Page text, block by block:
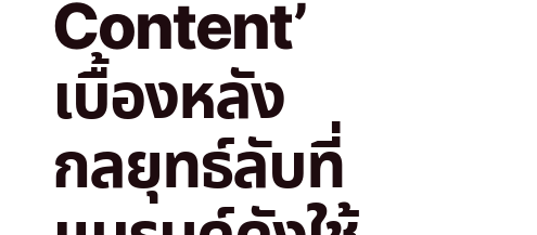
Content’
เบื้องหลัง
กลยุทธ์ลับที่